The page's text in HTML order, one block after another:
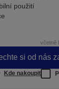
použití
včetně
si od nás
Kde nakoupit